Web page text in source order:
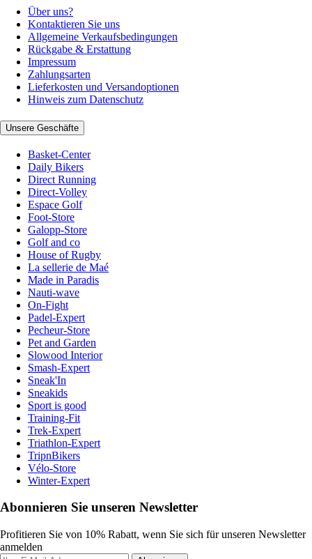
Über uns?
Kontaktieren Sie uns
Allgemeine Verkaufsbedingungen
Rückgabe & Erstattung
Impressum
Zahlungsarten
Lieferkosten und Versandoptionen
Hinweis zum Datenschutz
Unsere Geschäfte
Basket-Center
Daily Bikers
Direct Running
Direct-Volley
Espace Golf
Foot-Store
Galopp-Store
Golf and co
House of Rugby
La sellerie de Maé
Made in Paradis
Nauti-wave
On-Fight
Padel-Expert
Pecheur-Store
Pet and Garden
Slowood Interior
Smash-Expert
Sneak'In
Sneakids
Sport is good
Training-Fit
Trek-Expert
Triathlon-Expert
TripnBikers
Vélo-Store
Winter-Expert
Abonnieren Sie unseren Newsletter
Profitieren Sie von 10% Rabatt, wenn Sie sich für unseren Newsletter
anmelden